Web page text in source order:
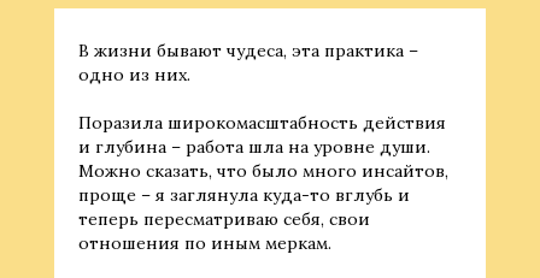
В жизни бывают чудеса, эта практика –
одно из них.
Поразила широкомасштабность действия
и глубина – работа шла на уровне души.
Можно сказать, что было много инсайтов,
проще – я заглянула куда-то вглубь и
теперь пересматриваю себя, свои
отношения по иным меркам.